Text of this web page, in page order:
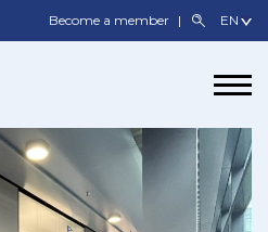
Become a member